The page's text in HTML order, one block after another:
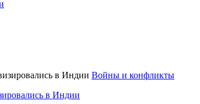
Войны и конфликты
в Индии